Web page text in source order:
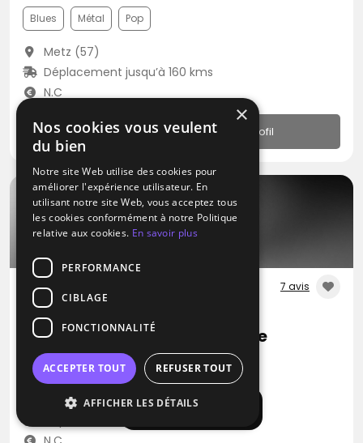
Afficher la carte
Blues Métal Pop
Metz (57)
Déplacement jusqu’à 160 kms
N.C
Profil
7 avis
DJ
Loïc DJ Créateur D'ambiance
Blues Métal Pop
Oron (57)
×
Nos cookies vous veulent
du bien
Notre site Web utilise des cookies pour
améliorer l'expérience utilisateur. En
utilisant notre site Web, vous acceptez tous
les cookies conformément à notre Politique
relative aux cookies. En savoir plus
PERFORMANCE
CIBLAGE
FONCTIONNALITÉ
ACCEPTER TOUT REFUSER TOUT
AFFICHER LES DÉTAILS